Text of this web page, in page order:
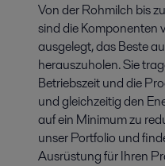
Von der Rohmilch bis
sind die Komponenten
ausgelegt, das Beste
herauszuholen. Sie
Betriebszeit und die
und gleichzeitig den
auf ein Minimum zu
unser Portfolio und
Ausrüstung für Ihren